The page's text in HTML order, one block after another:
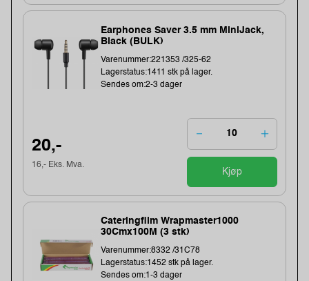
Earphones Saver 3.5 mm MiniJack,
Black (BULK)
Varenummer:221353 /325-62
Lagerstatus:1411 stk på lager.
Sendes om:2-3 dager
20,-
16,- Eks. Mva.
Kjøp
Cateringfilm Wrapmaster1000
30Cmx100M (3 stk)
Varenummer:8332 /31C78
Lagerstatus:1452 stk på lager.
Sendes om:1-3 dager